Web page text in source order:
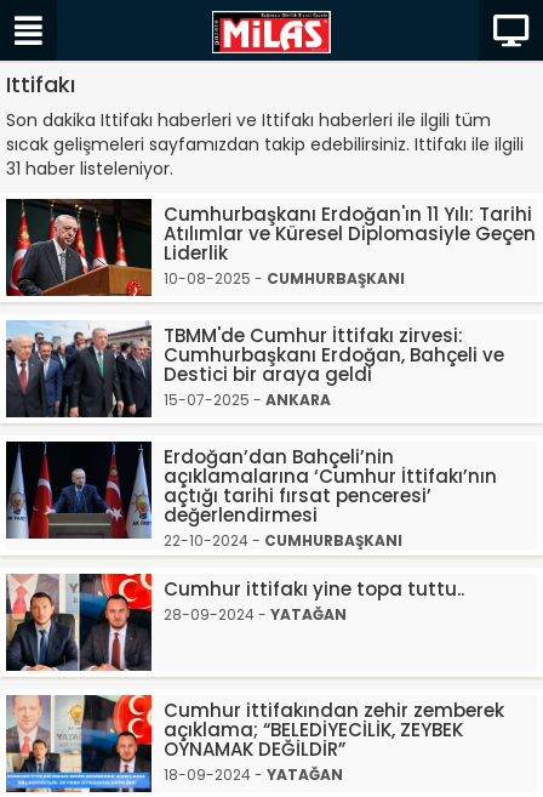
Ittifakı
Son dakika Ittifakı haberleri ve Ittifakı haberleri ile ilgili tüm
sıcak gelişmeleri sayfamızdan takip edebilirsiniz. Ittifakı ile ilgili
31 haber listeleniyor.
Cumhurbaşkanı Erdoğan'ın 11 Yılı: Tarihi
Atılımlar ve Küresel Diplomasiyle Geçen
Liderlik
10-08-2025 - CUMHURBAŞKANI
TBMM'de Cumhur İttifakı zirvesi:
Cumhurbaşkanı Erdoğan, Bahçeli ve
Destici bir araya geldi
15-07-2025 - ANKARA
Erdoğan’dan Bahçeli’nin
açıklamalarına ‘Cumhur İttifakı’nın
açtığı tarihi fırsat penceresi’
değerlendirmesi
22-10-2024 - CUMHURBAŞKANI
Cumhur ittifakı yine topa tuttu..
28-09-2024 - YATAĞAN
Cumhur ittifakından zehir zemberek
açıklama; “BELEDİYECİLİK, ZEYBEK
OYNAMAK DEĞİLDİR”
18-09-2024 - YATAĞAN